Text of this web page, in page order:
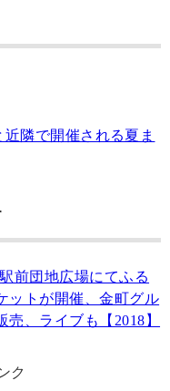
近隣で開催される夏ま
前団地広場にてふる
ットが開催、金町グル
、ライブも【2018】
ク